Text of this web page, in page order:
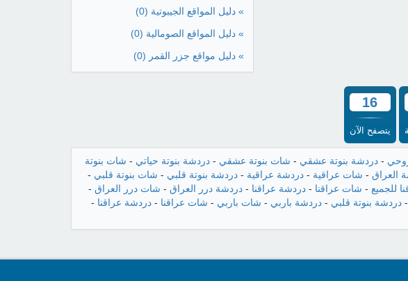
» دليل المواقع الجيبوتية (0)
» دليل المواقع الصومالية (0)
» دليل مواقع جزر القمر (0)
16
يتصفح الآن
- دردشة بنوتة عشقي - شات بنوتة عشقي - دردشة بنوتة حياتي - شات بنوتة
العراق - شات عراقية -دردشة عراقية -دردشة بنوتة قلبي - شات بنوتة قلبي -
للجميع - شات عراقنا -دردشة عراقنا -دردشة درر العراق - شات درر العراق -
- دردشة بنوتة قلبي - دردشة باربي - شات باربي - شات عراقنا - دردشة عراقنا -